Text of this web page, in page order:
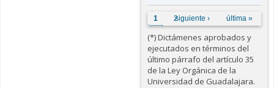
Páginas
1 2siguiente › última »
(*) Dictámenes aprobados y
ejecutados en términos del
último párrafo del artículo 35
de la Ley Orgánica de la
Universidad de Guadalajara.